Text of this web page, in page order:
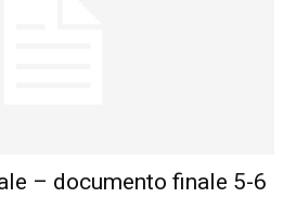
– documento finale 5-6